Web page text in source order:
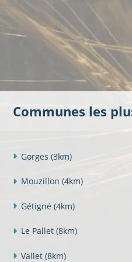
Communes les
Gorges (3km)
Mouzillon (4km)
Gétigné (4km)
Le Pallet (8km)
Vallet (8km)